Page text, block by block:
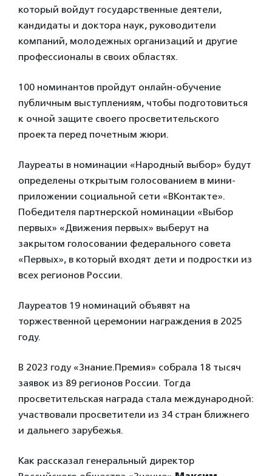
который войдут государственные деятели,
кандидаты и доктора наук, руководители
компаний, молодежных организаций и другие
профессионалы в своих областях.
100 номинантов пройдут онлайн-обучение
публичным выступлениям, чтобы подготовиться
к очной защите своего просветительского
проекта перед почетным жюри.
Лауреаты в номинации «Народный выбор» будут
определены открытым голосованием в мини-
приложении социальной сети «ВКонтакте».
Победителя партнерской номинации «Выбор
первых» «Движения первых» выберут на
закрытом голосовании федерального совета
«Первых», в который входят дети и подростки из
всех регионов России.
Лауреатов 19 номинаций объявят на
торжественной церемонии награждения в 2025
году.
В 2023 году «Знание.Премия» собрала 18 тысяч
заявок из 89 регионов России. Тогда
просветительская награда стала международной:
участвовали просветители из 34 стран ближнего
и дальнего зарубежья.
Как рассказал генеральный директор